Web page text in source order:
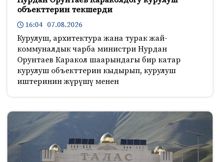
объекттерин текшерди
16:04 07.08.2026
Курулуш, архитектура жана турак жай-
коммуналдык чарба министри Нурдан
Орунтаев Каракол шаарындагы бир катар
курулуш объекттерин кыдырып, курулуш
иштеринин жүрүшү менен